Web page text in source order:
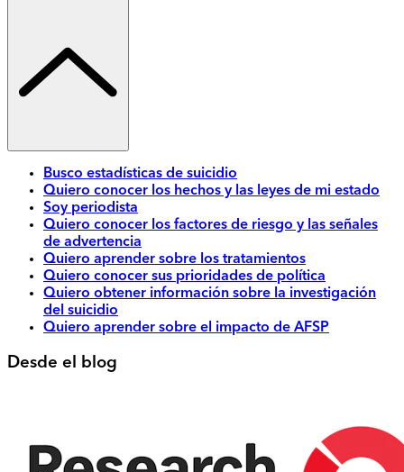
Busco estadísticas de suicidio
Quiero conocer los hechos y las leyes de mi estado
Soy periodista
Quiero conocer los factores de riesgo y las señales
de advertencia
Quiero aprender sobre los tratamientos
Quiero conocer sus prioridades de política
Quiero obtener información sobre la investigación
del suicidio
Quiero aprender sobre el impacto de AFSP
Desde el blog